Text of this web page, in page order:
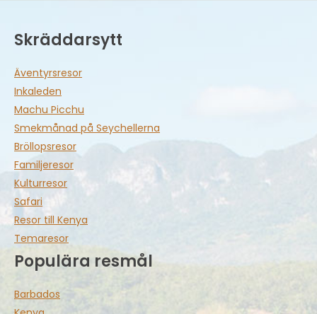
Skräddarsytt
Äventyrsresor
Inkaleden
Machu Picchu
Smekmånad på Seychellerna
Bröllopsresor
Familjeresor
Kulturresor
Safari
Resor till Kenya
Temaresor
Populära resmål
Barbados